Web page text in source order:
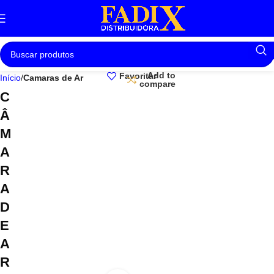
Início Camaras de Ar FavoritarAdd to
compare
C
Â
M
A
R
A
D
E
A
R